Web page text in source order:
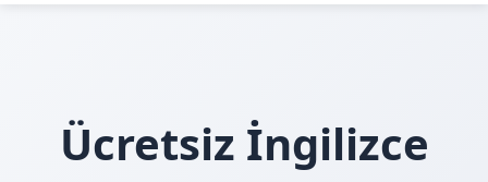
Ücretsiz İngilizce